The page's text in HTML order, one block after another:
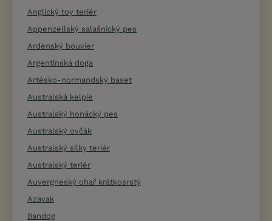
Anglický toy teriér
Appenzellský salašnický pes
Ardenský bouvier
Argentinská doga
Artésko-normandský baset
Australská kelpie
Australský honácký pes
Australský ovčák
Australský silky teriér
Australský teriér
Auvergneský ohař krátkosrstý
Azavak
Bandog